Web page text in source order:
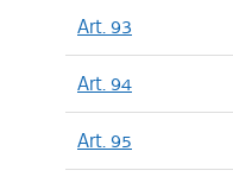
Art. 93
Art. 94
Art. 95